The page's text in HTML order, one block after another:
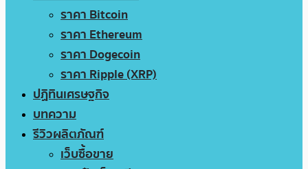
ราคา Bitcoin
ราคา Ethereum
ราคา Dogecoin
ราคา Ripple (XRP)
ปฏิทินเศรษฐกิจ
บทความ
รีวิวผลิตภัณฑ์
เว็บซื้อขาย